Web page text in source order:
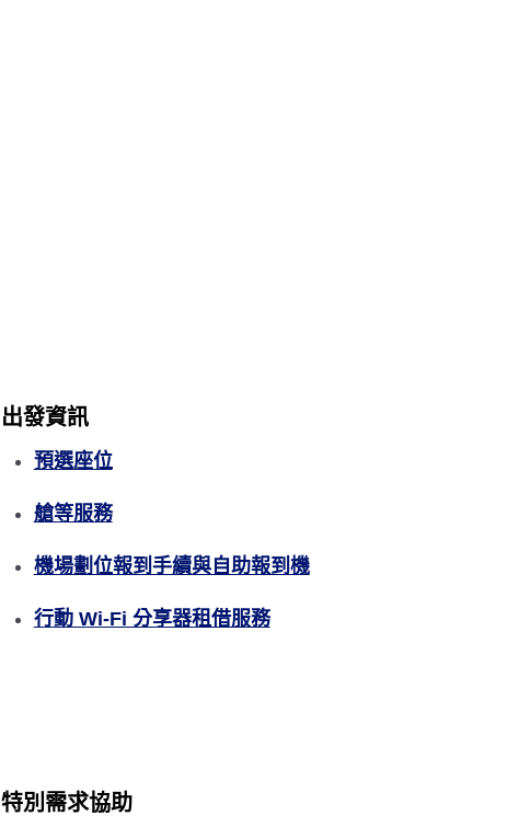
出發資訊
預選座位
艙等服務
機場劃位報到手續與自助報到機
行動 Wi-Fi 分享器租借服務
特別需求協助